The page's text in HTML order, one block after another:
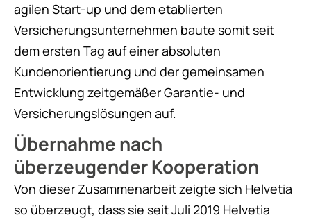
agilen Start-up und dem etablierten
Versicherungsunternehmen baute somit seit
dem ersten Tag auf einer absoluten
Kundenorientierung und der gemeinsamen
Entwicklung zeitgemäßer Garantie- und
Versicherungslösungen auf.
Übernahme nach
überzeugender Kooperation
Von dieser Zusammenarbeit zeigte sich Helvetia
so überzeugt, dass sie seit Juli 2019 Helvetia